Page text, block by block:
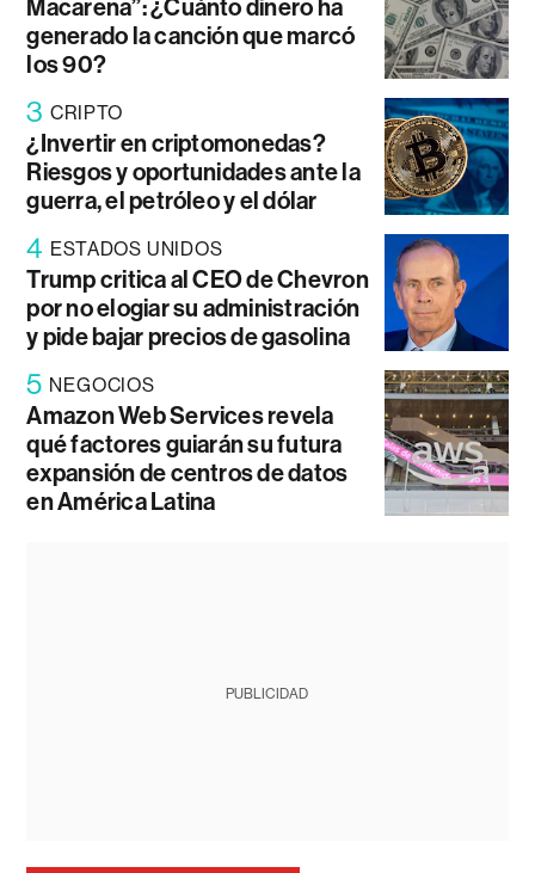
Macarena”: ¿Cuánto dinero ha
generado la canción que marcó
los 90?
3 CRIPTO
¿Invertir en criptomonedas?
Riesgos y oportunidades ante la
guerra, el petróleo y el dólar
4 ESTADOS UNIDOS
Trump critica al CEO de Chevron
por no elogiar su administración
y pide bajar precios de gasolina
5 NEGOCIOS
Amazon Web Services revela
qué factores guiarán su futura
expansión de centros de datos
en América Latina
PUBLICIDAD